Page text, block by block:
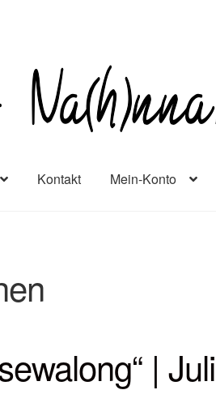
Kontakt Mein-Konto
|